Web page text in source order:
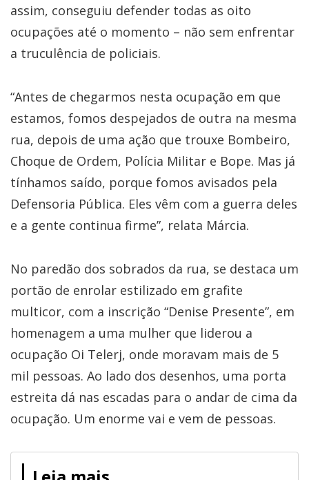
assim, conseguiu defender todas as oito
ocupações até o momento – não sem enfrentar
a truculência de policiais.
“Antes de chegarmos nesta ocupação em que
estamos, fomos despejados de outra na mesma
rua, depois de uma ação que trouxe Bombeiro,
Choque de Ordem, Polícia Militar e Bope. Mas já
tínhamos saído, porque fomos avisados pela
Defensoria Pública. Eles vêm com a guerra deles
e a gente continua firme”, relata Márcia.
No paredão dos sobrados da rua, se destaca um
portão de enrolar estilizado em grafite
multicor, com a inscrição “Denise Presente”, em
homenagem a uma mulher que liderou a
ocupação Oi Telerj, onde moravam mais de 5
mil pessoas. Ao lado dos desenhos, uma porta
estreita dá nas escadas para o andar de cima da
ocupação. Um enorme vai e vem de pessoas.